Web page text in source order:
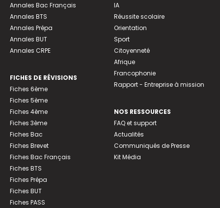
Annales Bac Français
Annales BTS
Annales Prépa
Annales BUT
Annales CRPE
FICHES DE RÉVISIONS
Fiches 6ème
Fiches 5ème
Fiches 4ème
Fiches 3ème
Fiches Bac
Fiches Brevet
Fiches Bac Français
Fiches BTS
Fiches Prépa
Fiches BUT
Fiches PASS
IA
Réussite scolaire
Orientation
Sport
Citoyenneté
Afrique
Francophonie
Rapport - Entreprise à mission
NOS RESSOURCES
FAQ et support
Actualités
Communiqués de Presse
Kit Média